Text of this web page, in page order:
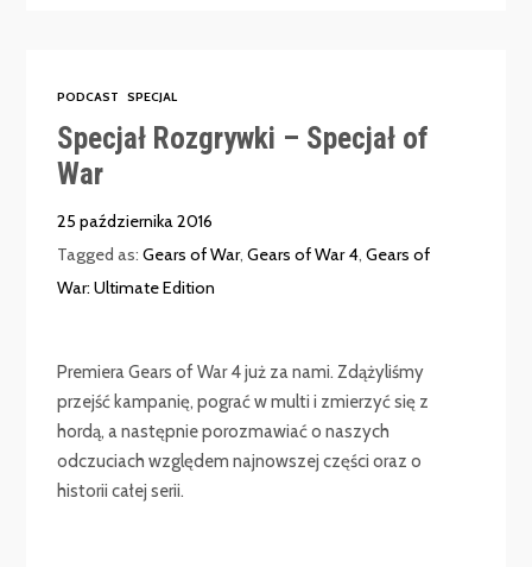
PODCAST SPECJAL
Specjał Rozgrywki – Specjał of
War
25 października 2016
Tagged as:Gears of War,Gears of War 4,Gears of
War: Ultimate Edition
Premiera Gears of War 4 już za nami. Zdążyliśmy
przejść kampanię, pograć w multi i zmierzyć się z
hordą, a następnie porozmawiać o naszych
odczuciach względem najnowszej części oraz o
historii całej serii.